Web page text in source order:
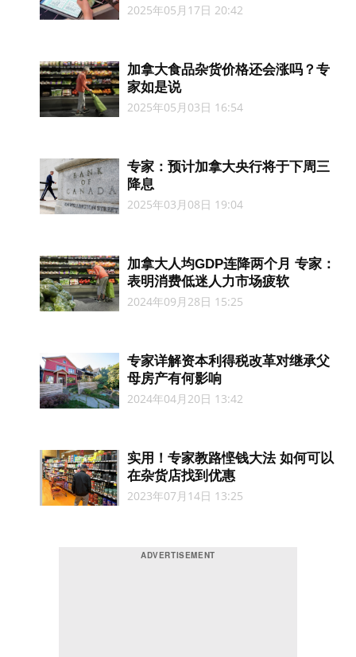
2025年05月17日 20:42
加拿大食品杂货价格还会涨吗？专
家如是说
2025年05月03日 16:54
专家：预计加拿大央行将于下周三
降息
2025年03月08日 19:04
加拿大人均GDP连降两个月 专家：
表明消费低迷人力市场疲软
2024年09月28日 15:25
专家详解资本利得税改革对继承父
母房产有何影响
2024年04月20日 13:42
实用！专家教路悭钱大法 如何可以
在杂货店找到优惠
2023年07月14日 13:25